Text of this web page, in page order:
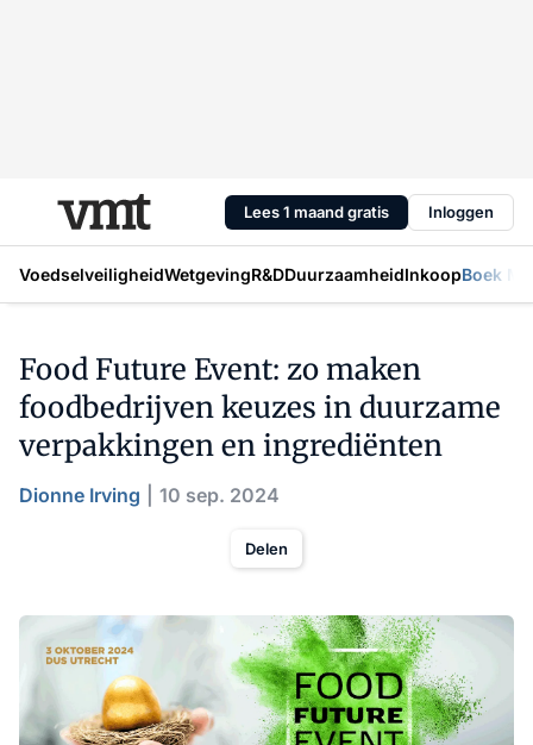
Lees 1 maand gratis Inloggen
VoedselveiligheidWetgevingR&DDuurzaamheidInkoopBoek
Food Future Event: zo maken
foodbedrijven keuzes in duurzame
verpakkingen en ingrediënten
Dionne Irving 10 sep. 2024
Delen